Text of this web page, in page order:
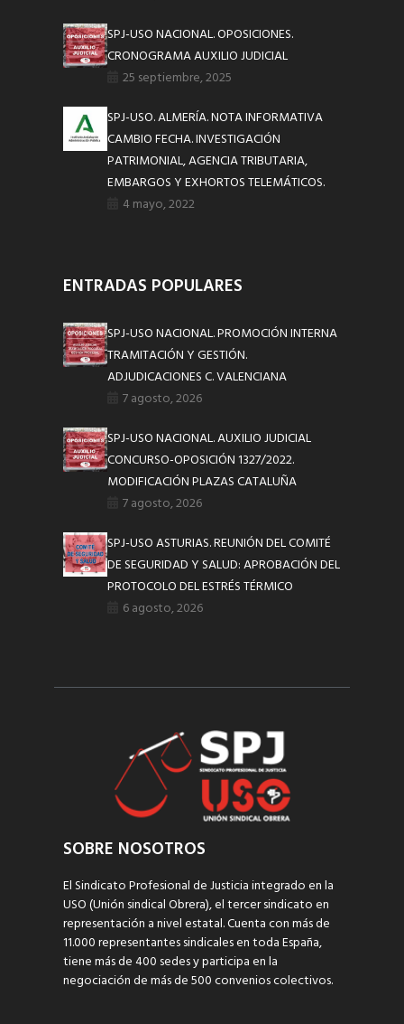
SPJ-USO NACIONAL. OPOSICIONES.
CRONOGRAMA AUXILIO JUDICIAL
25 septiembre, 2025
SPJ-USO. ALMERÍA. NOTA INFORMATIVA
CAMBIO FECHA. INVESTIGACIÓN
PATRIMONIAL, AGENCIA TRIBUTARIA,
EMBARGOS Y EXHORTOS TELEMÁTICOS.
4 mayo, 2022
ENTRADAS POPULARES
SPJ-USO NACIONAL. PROMOCIÓN INTERNA
TRAMITACIÓN Y GESTIÓN.
ADJUDICACIONES C. VALENCIANA
7 agosto, 2026
SPJ-USO NACIONAL. AUXILIO JUDICIAL
CONCURSO-OPOSICIÓN 1327/2022.
MODIFICACIÓN PLAZAS CATALUÑA
7 agosto, 2026
SPJ-USO ASTURIAS. REUNIÓN DEL COMITÉ
DE SEGURIDAD Y SALUD: APROBACIÓN DEL
PROTOCOLO DEL ESTRÉS TÉRMICO
6 agosto, 2026
SOBRE NOSOTROS
El Sindicato Profesional de Justicia integrado en la
USO (Unión sindical Obrera), el tercer sindicato en
representación a nivel estatal. Cuenta con más de
11.000 representantes sindicales en toda España,
tiene más de 400 sedes y participa en la
negociación de más de 500 convenios colectivos.